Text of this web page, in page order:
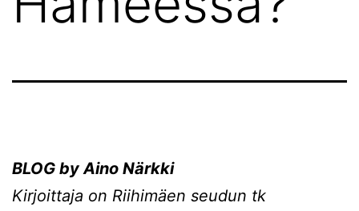
BLOG by Aino Närkki
Kirjoittaja on Riihimäen seudun tk